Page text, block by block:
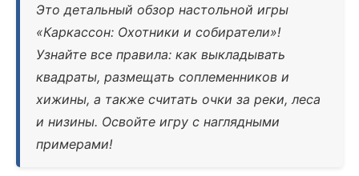
Это детальный обзор настольной игры
«Каркассон: Охотники и собиратели»!
Узнайте все правила: как выкладывать
квадраты, размещать соплеменников и
хижины, а также считать очки за реки, леса
и низины. Освойте игру с наглядными
примерами!